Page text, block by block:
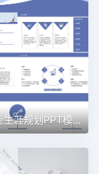
计算机职业生涯规划PPT模板